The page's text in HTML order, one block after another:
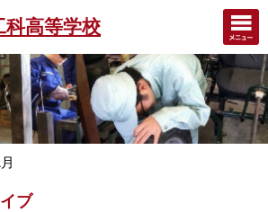
科高等学校
ブ